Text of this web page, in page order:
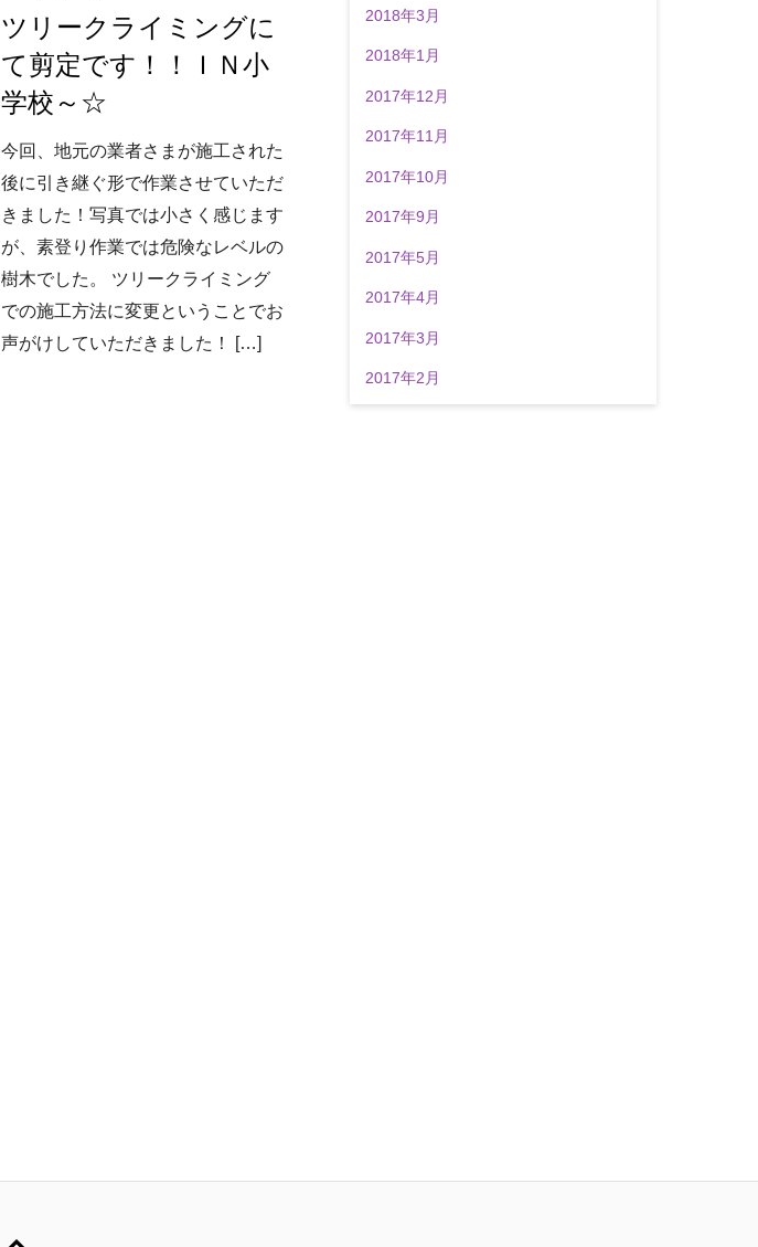
ツリークライミングに
て剪定です！！ＩＮ小
学校～☆
今回、地元の業者さまが施工された
後に引き継ぐ形で作業させていただ
きました！写真では小さく感じます
が、素登り作業では危険なレベルの
樹木でした。 ツリークライミング
での施工方法に変更ということでお
声がけしていただきました！ […]
2018年3月
2018年1月
2017年12月
2017年11月
2017年10月
2017年9月
2017年5月
2017年4月
2017年3月
2017年2月